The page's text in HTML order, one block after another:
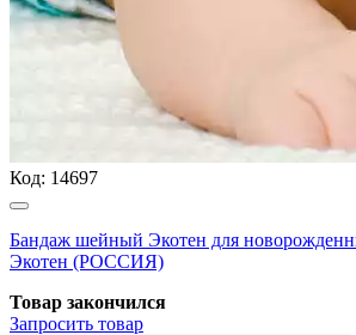
Код: 14697
Бандаж шейный Экотен для
Экотен (РОССИЯ)
Товар закончился
Запросить товар